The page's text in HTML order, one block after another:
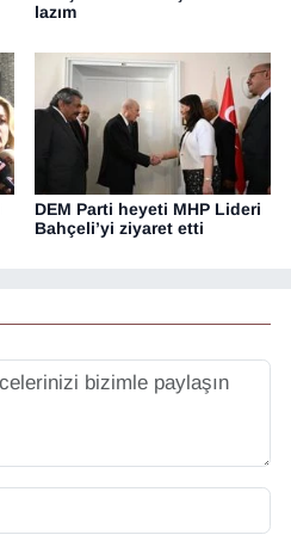
lazım
DEM Parti heyeti MHP Lideri
Bahçeli’yi ziyaret etti